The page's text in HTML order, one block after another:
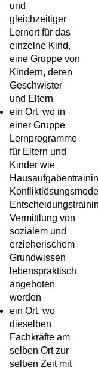
und
gleichzeitiger
Lernort für das
einzelne Kind,
eine Gruppe von
Kindern, deren
Geschwister
und Eltern
ein Ort, wo in
einer Gruppe
Lernprogramme
für Eltern und
Kinder wie
Vermittlung von
sozialem und
erzieherischem
Grundwissen
lebenspraktisch
angeboten
werden
ein Ort, wo
dieselben
Fachkräfte am
selben Ort zur
selben Zeit mit